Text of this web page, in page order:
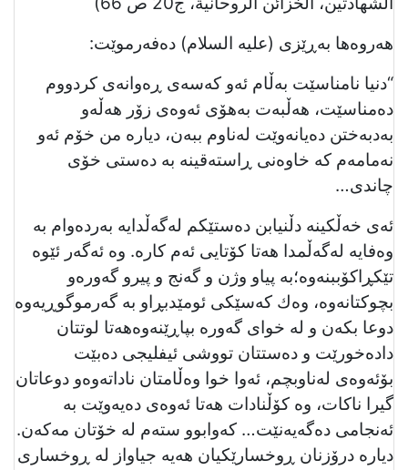
هەروەها بەڕێزی (عليه السلام) دەفەرموێت:
“دنیا نامناسێت بەڵام ئەو كەسەی ڕەوانەی كردووم
دەمناسێت، هەڵبەت بەهۆی ئەوەی زۆر هەڵەو
بەدبەختن دەیانەوێت لەناوم ببەن، دیارە من خۆم ئەو
نەمامەم كە خاوەنی ڕاستەقینە بە دەستی خۆی
چاندی…
ئەی خەڵكینە دڵنیابن دەستێكم لەگەڵدایە بەردەوام بە
وەفایە لەگەڵمدا هەتا كۆتایی ئەم كارە. وە ئەگەر ئێوە
تێكڕاكۆببنەوە؛بە پیاو وژن و گەنج و پیرو گەورەو
بچوكتانەوە، وه‌ك كه‌سێكی ئومێدبڕاو بە گەرموگوڕیەوە
دوعا بكەن و له‌ خوای گەورە بپاڕێنەوەهەتا لوتتان
دادەخورێت و دەستتان تووشی ئیفلیجی دەبێت
بۆئەوەی لەناوبچم، ئەوا خوا وەڵامتان ناداتەوەو دوعاتان
گیرا ناكات، وە كۆڵنادات هەتا ئەوەی دەیەوێت بە
ئەنجامی دەگەیەنێت… كەوابوو ستەم لە خۆتان مەكەن.
دیارە درۆزنان ڕوخسارێكیان هەیە جیاواز لە ڕوخساری